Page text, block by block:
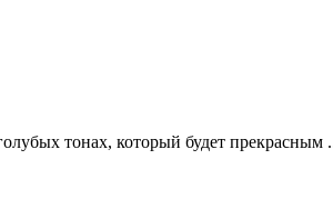
тонах, который будет прекрасным